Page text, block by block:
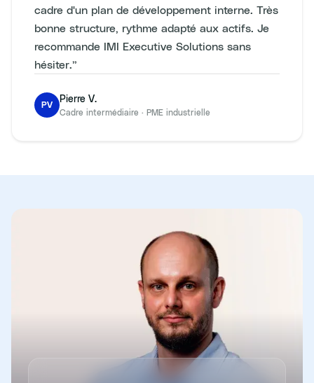
cadre d'un plan de développement interne. Très
bonne structure, rythme adapté aux actifs. Je
recommande IMI Executive Solutions sans
hésiter.”
PV
Pierre V.
Cadre intermédiaire · PME industrielle